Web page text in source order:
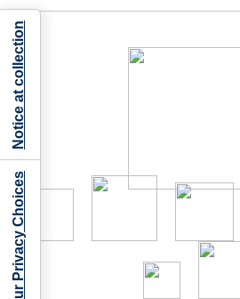
Your Privacy Choices
Notice at collection